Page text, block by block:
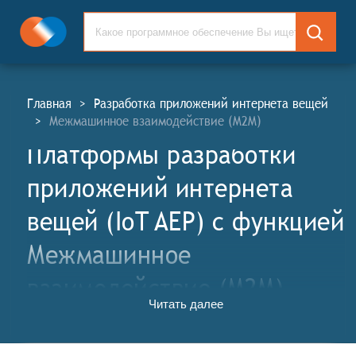
Главная > Разработка приложений интернета вещей
> Межмашинное взаимодействие (M2M)
Платформы разработки
приложений интернета
вещей (IoT AEP) c функцией
Межмашинное
взаимодействие (M2M)
Читать далее